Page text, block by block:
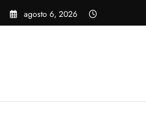
Pular
para
agosto 6, 2026